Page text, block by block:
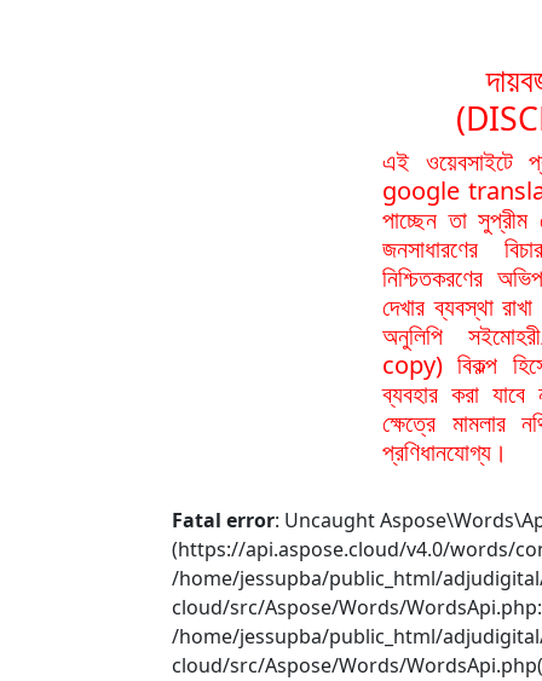
এই ওয়েবসাইটে
google
পাচ্ছেন তা
জনসাধারণের
নিশ্চিতকরণের
দেখার ব্যবস্থা
অনুলিপি
copy) বিকল্প
ব্যবহার করা
ক্ষেত্রে মামলার
প্রণিধানযোগ্য।
Fatal error: Uncaught
(https://api.aspose.cloud/v4.0/words/
/home/jessupba/public_html/
cloud/src/Aspose/Words/
/home/jessupba/public_html/
cloud/src/Aspose/Words/